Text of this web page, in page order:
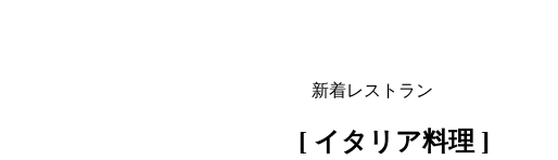
新着レストラン
[ イタリア料理 ]